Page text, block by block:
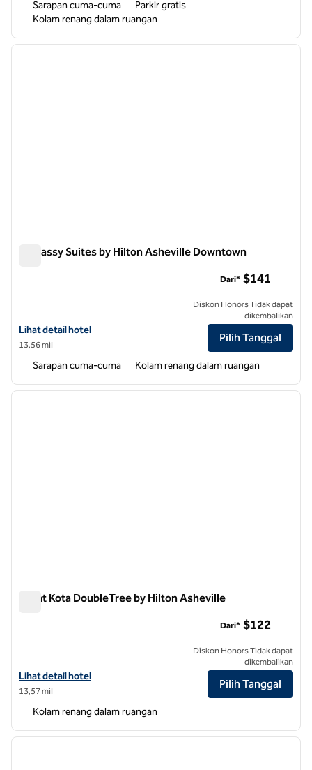
Sarapan cuma-cuma
Parkir gratis
Kolam renang dalam ruangan
1 dari 12
Embassy Suites by Hilton Asheville Downtown
Lihat detail hotel untuk Embassy Suites by Hilton Asheville
Lihat detail hotel
13,56 mil
Dari* $141
Diskon Honors Tidak dapat
dikembalikan
Pilih Tanggal
Sarapan cuma-cuma Kolam renang dalam ruangan
1 dari 12
Pusat Kota DoubleTree by Hilton Asheville
Lihat detail hotel untuk DoubleTree by Hilton Asheville Downtown
Lihat detail hotel
13,57 mil
Dari* $122
Diskon Honors Tidak dapat
dikembalikan
Pilih Tanggal
Kolam renang dalam ruangan
1 dari 12